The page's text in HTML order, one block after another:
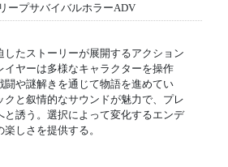
ープサバイバルホラーADV
したストーリーが展開するアクション
イヤーは多様なキャラクターを操作
闘や謎解きを通じて物語を進めてい
クと叙情的なサウンドが魅力で、プレ
と誘う。選択によって変化するエンデ
しさを提供する。